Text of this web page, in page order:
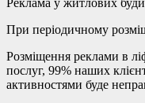
При періодичному
Розміщення реклами в
послуг, 99% наших
активностями буде